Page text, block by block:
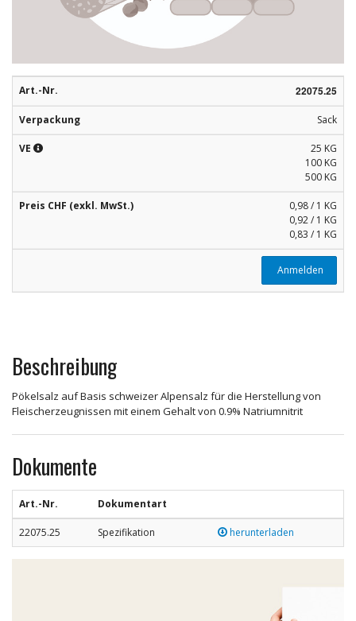
Anwendungsrezepturen
Kataloge
Art.-Nr. 22075.25
Verpackung Sack
VE
25 KG
100 KG
500 KG
Preis CHF (exkl. MwSt.)
0,98 / 1 KG
0,92 / 1 KG
0,83 / 1 KG
Anmelden
Beschreibung
Pökelsalz auf Basis schweizer Alpensalz für die Herstellung von
Fleischerzeugnissen mit einem Gehalt von 0.9% Natriumnitrit
Dokumente
Art.-Nr. Dokumentart
22075.25 Spezifikation herunterladen